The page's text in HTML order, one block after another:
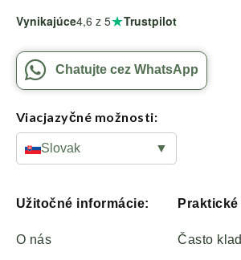
Vynikajúce4,6 z 5★Trustpilot
Chatujte cez WhatsApp
Viacjazyčné možnosti:
Slovak ▼
Užitočné informácie:
O nás
Často